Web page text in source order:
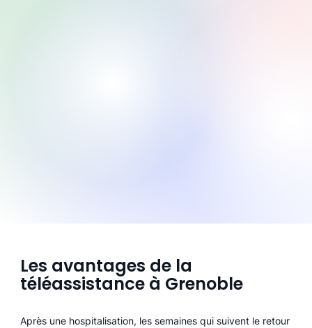
Les avantages de la
téléassistance à Grenoble
Après une hospitalisation, les semaines qui suivent le retour